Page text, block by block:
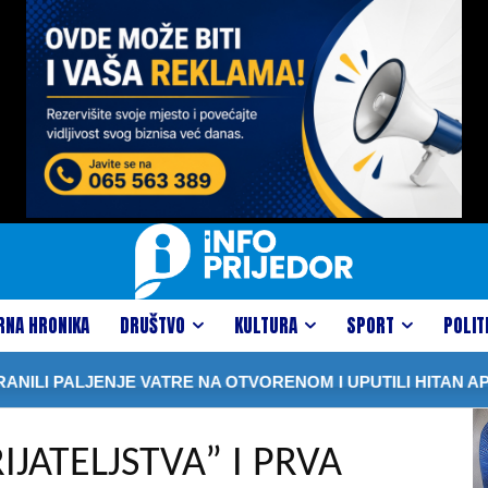
HRONIKA DRUŠTVO KULTURA SPORT
NA OTVORENOM I UPUTILI HITAN APEL GRAĐANIMA
I PRVA